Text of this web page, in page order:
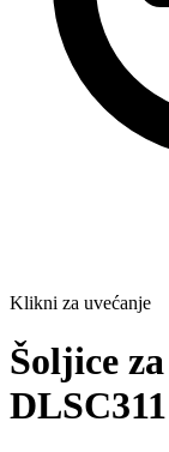
Klikni za uvećanje
Šoljice
DLSC311